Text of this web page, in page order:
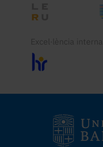
Excel·lència